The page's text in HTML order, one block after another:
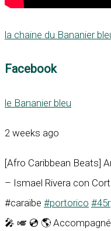
la chaine du Bananier
Facebook
le Bananier bleu
2 weeks ago
[Afro Caribbean Beats]
– Ismael Rivera con
#caraïbe #portorico
🎤 🎺 💿 🌎